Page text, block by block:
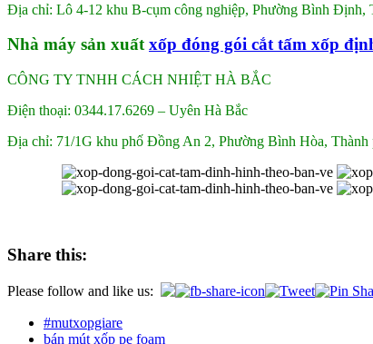
Địa chỉ: Lô 4-12 khu B-cụm công nghiệp, Phường Bình
Nhà máy sản xuấtxốp đóng gói cắt tấm xốp
CÔNG TY TNHH CÁCH NHIỆT HÀ BẮC
Điện thoại: 0344.17.6269 – Uyên Hà Bắc
Địa chỉ: 71/1G khu phố Đồng An 2, Phường Bình Hòa,
Share this:
Please follow and like us:
#mutxopgiare
bán mút xốp pe foam